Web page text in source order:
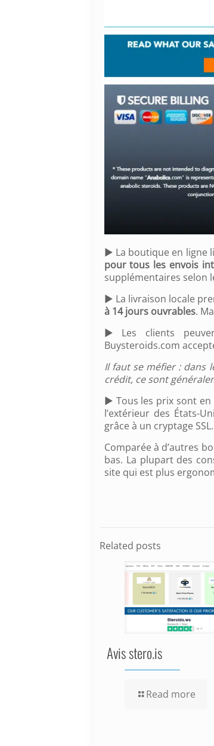
► La boutique en ligne
pour tous les envois
supplémentaires selon
► La livraison locale
à 14 jours ouvrables.
► Les clients
Buysteroids.com
Il faut se méfier : dans
crédit, ce sont
► Tous les prix sont en
l’extérieur des États-
grâce à un cryptage SSL.
Comparée à d’autres
bas. La plupart des
site qui est plus
Related posts
Avis stero.is
Read more